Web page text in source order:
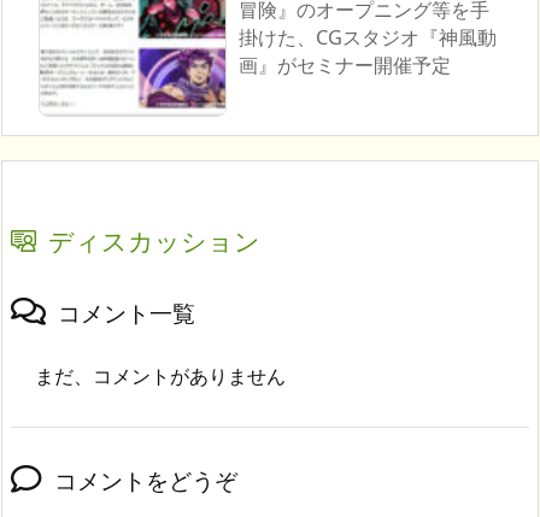
冒険』のオープニング等を手
掛けた、CGスタジオ『神風動
画』がセミナー開催予定
ディスカッション
コメント一覧
まだ、コメントがありません
コメントをどうぞ